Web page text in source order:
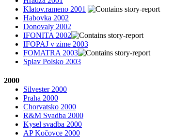
Klatov.rameno 2001
Habovka 2002
Donovaly 2002
IFONITA 2002
IFOPAJ v zime 2003
FOMATRA 2003
Splav Polsko 2003
2000
Silvester 2000
Praha 2000
Chorvatsko 2000
R&M Svadba 2000
Kysel svadba 2000
AP Kočovce 2000